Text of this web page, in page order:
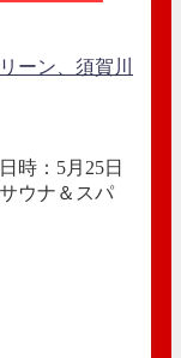
ーン、須賀川
時：5月25日
サウナ＆スパ